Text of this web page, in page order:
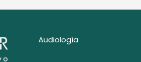
Audiología